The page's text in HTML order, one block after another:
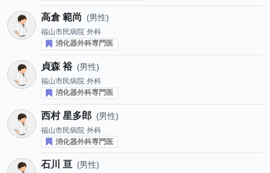
高倉 範尚 男性
福山市民病院 外科
消化器外科専門医
貞森 裕 男性
福山市民病院 外科
消化器外科専門医
西村 星多郎 男性
福山市民病院 外科
消化器外科専門医
石川 亘 男性